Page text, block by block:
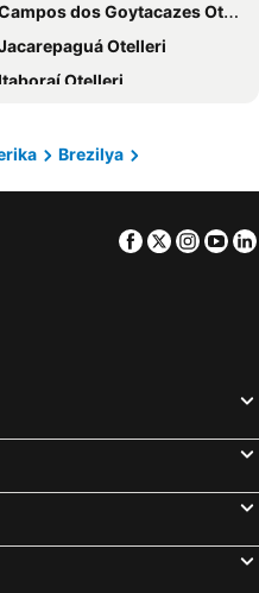
Adası Otelleri
Otelleri
Otelleri
Çevresi Otelleri
dos Goytacazes Otelleri
Otelleri
Otelleri
Brezilya
Facebook
Twitter